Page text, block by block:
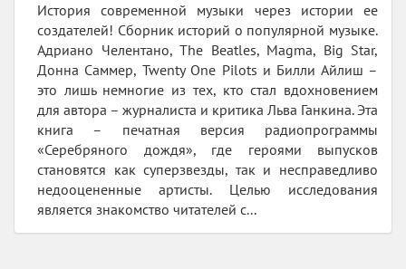
История современной музыки через истории ее
создателей! Сборник историй о популярной музыке.
Адриано Челентано, The Beatles, Magma, Big Star,
Донна Саммер, Twenty One Pilots и Билли Айлиш –
это лишь немногие из тех, кто стал вдохновением
для автора – журналиста и критика Льва Ганкина. Эта
книга – печатная версия радиопрограммы
«Серебряного дождя», где героями выпусков
становятся как суперзвезды, так и несправедливо
недооцененные артисты. Целью исследования
является знакомство читателей с...